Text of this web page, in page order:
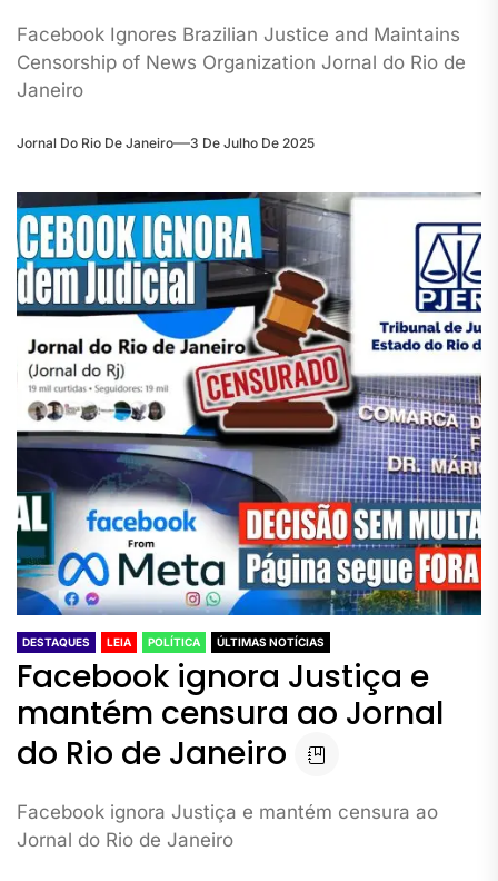
Facebook Ignores Brazilian Justice and Maintains
Censorship of News Organization Jornal do Rio de
Janeiro
Jornal Do Rio De Janeiro 3 De Julho De 2025
DESTAQUES LEIA POLÍTICA ÚLTIMAS NOTÍCIAS
Facebook ignora Justiça e
mantém censura ao Jornal
do Rio de Janeiro
Facebook ignora Justiça e mantém censura ao
Jornal do Rio de Janeiro